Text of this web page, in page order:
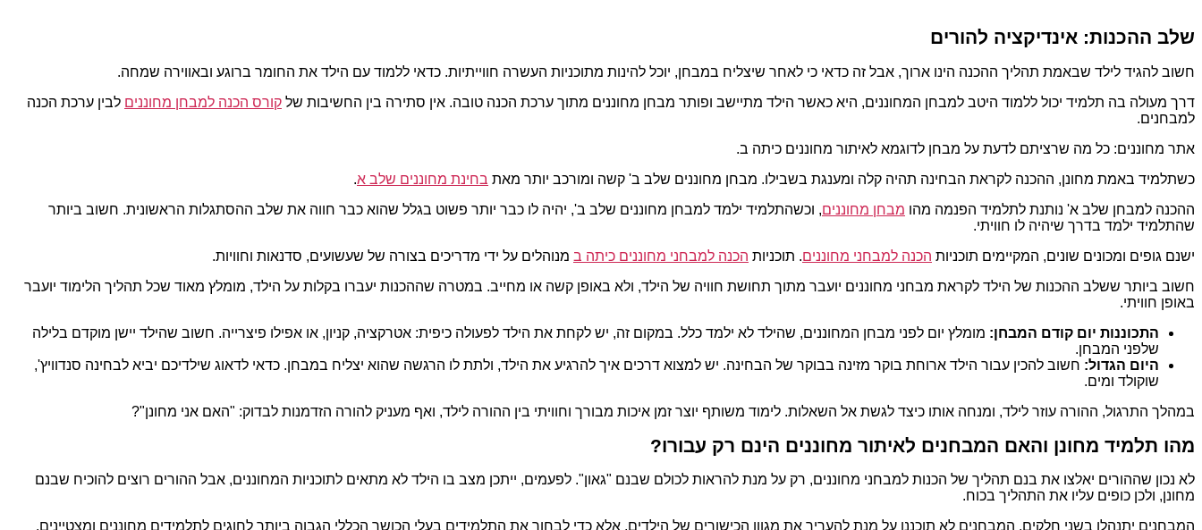
שלב ההכנות: אינדיקציה להורים
חשוב להגיד לילד שבאמת תהליך ההכנה הינו ארוך, אבל זה כדאי כי לאחר שיצליח במבחן, יוכל להינות מתוכניות העשרה חווייתיות. כדאי ללמוד עם הילד את החומר ברוגע ובאווירה שמחה.
דרך מעולה בה תלמיד יכול ללמוד היטב למבחן המחוננים, היא כאשר הילד מתיישב ופותר מבחן מחוננים מתוך ערכת הכנה טובה. אין סתירה בין החשיבות של קורס הכנה למבחן מחוננים לבין ערכת הכנה
למבחנים.
אתר מחוננים: כל מה שרציתם לדעת על מבחן לדוגמא לאיתור מחוננים כיתה ב.
כשתלמיד באמת מחונן, ההכנה לקראת הבחינה תהיה קלה ומענגת בשבילו. מבחן מחוננים שלב ב' קשה ומורכב יותר מאת בחינת מחוננים שלב א.
ההכנה למבחן שלב א' נותנת לתלמיד הפנמה מהו מבחן מחוננים, וכשהתלמיד ילמד למבחן מחוננים שלב ב', יהיה לו כבר יותר פשוט בגלל שהוא כבר חווה את שלב ההסתגלות הראשונית. חשוב ביותר
שהתלמיד ילמד בדרך שיהיה לו חוויתי.
ישנם גופים ומכונים שונים, המקיימים תוכניות הכנה למבחני מחוננים. תוכניות הכנה למבחני מחוננים כיתה ב מנוהלים על ידי מדריכים בצורה של שעשועים, סדנאות וחוויות.
חשוב ביותר ששלב ההכנות של הילד לקראת מבחני מחוננים יועבר מתוך תחושת חוויה של הילד, ולא באופן קשה או מחייב. במטרה שההכנות יעברו בקלות על הילד, מומלץ מאוד שכל תהליך הלימוד יועבר
באופן חוויתי.
התכוננות יום קודם המבחן: מומלץ יום לפני מבחן המחוננים, שהילד לא ילמד כלל. במקום זה, יש לקחת את הילד לפעולה כיפית: אטרקציה, קניון, או אפילו פיצרייה. חשוב שהילד יישן מוקדם בלילה
שלפני המבחן.
היום הגדול: חשוב להכין עבור הילד ארוחת בוקר מזינה בבוקר של הבחינה. יש למצוא דרכים איך להרגיע את הילד, ולתת לו הרגשה שהוא יצליח במבחן. כדאי לדאוג שילדיכם יביא לבחינה סנדוויץ',
שוקולד ומים.
במהלך התרגול, ההורה עוזר לילד, ומנחה אותו כיצד לגשת אל השאלות. לימוד משותף יוצר זמן איכות מבורך וחוויתי בין ההורה לילד, ואף מעניק להורה הזדמנות לבדוק: "האם אני מחונן"?
מהו תלמיד מחונן והאם המבחנים לאיתור מחוננים הינם רק עבורו?
לא נכון שההורים יאלצו את בנם תהליך של הכנות למבחני מחוננים, רק על מנת להראות לכולם שבנם "גאון". לפעמים, ייתכן מצב בו הילד לא מתאים לתוכניות המחוננים, אבל ההורים רוצים להוכיח שבנם
מחונן, ולכן כופים עליו את התהליך בכוח.
המבחנים יתנהלו בשני חלקים. המבחנים לא תוכננו על מנת להעריך את מגוון הכישורים של הילדים, אלא כדי לבחור את התלמידים בעלי הכושר הכללי הגבוה ביותר לחוגים לתלמידים מחוננים ומצטיינים.